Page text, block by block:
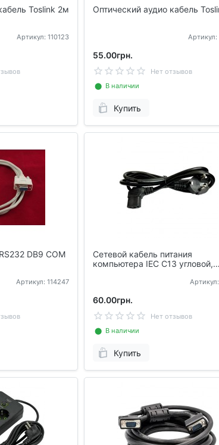
Toslink 2м
Артикул: 110123
Оптический аудио кабель
Артикул:
55.00грн.
Нет отзывов
⬤ В наличии
Купить
DB9 COM
Артикул: 114247
Сетевой кабель питания
компьютера IEC C13 угловой,
60.00грн.
Нет отзывов
⬤ В наличии
Купить